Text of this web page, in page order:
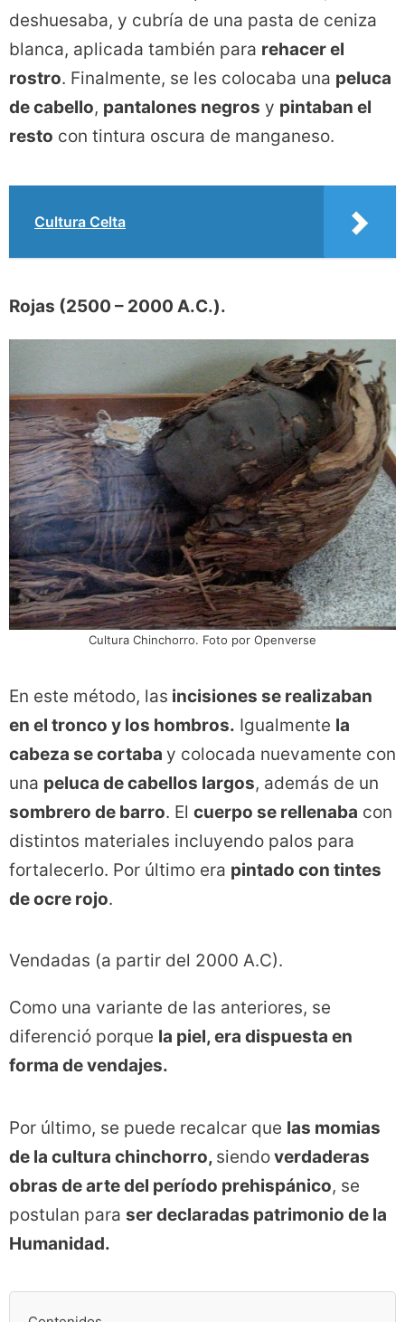
deshuesaba, y cubría de una pasta de ceniza
blanca, aplicada también para rehacer el
rostro. Finalmente, se les colocaba una peluca
de cabello, pantalones negros y pintaban el
resto con tintura oscura de manganeso.
Cultura Celta
Rojas (2500 – 2000 A.C.).
Cultura Chinchorro. Foto por Openverse
En este método, las incisiones se realizaban
en el tronco y los hombros. Igualmente la
cabeza se cortaba y colocada nuevamente con
una peluca de cabellos largos, además de un
sombrero de barro. El cuerpo se rellenaba con
distintos materiales incluyendo palos para
fortalecerlo. Por último era pintado con tintes
de ocre rojo.
Vendadas (a partir del 2000 A.C).
Como una variante de las anteriores, se
diferenció porque la piel, era dispuesta en
forma de vendajes.
Por último, se puede recalcar que las momias
de la cultura chinchorro, siendoverdaderas
obras de arte del período prehispánico, se
postulan para ser declaradas patrimonio de la
Humanidad.